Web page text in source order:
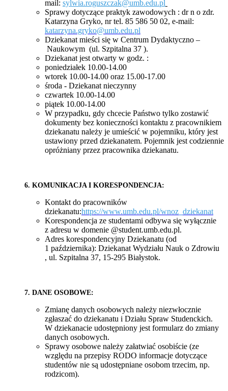
mail: sylwia.roguszczak@umb.edu.pl
Sprawy dotyczące praktyk zawodowych : dr n o zdr.
Katarzyna Gryko, nr tel. 85 586 50 02, e-mail:
katarzyna.gryko@umb.edu.pl
Dziekanat mieści się w Centrum Dydaktyczno –
Naukowym (ul. Szpitalna 37 ).
Dziekanat jest otwarty w godz. :
poniedziałek 10.00-14.00
wtorek 10.00-14.00 oraz 15.00-17.00
środa - Dziekanat nieczynny
czwartek 10.00-14.00
piątek 10.00-14.00
W przypadku, gdy chcecie Państwo tylko zostawić
dokumenty bez konieczności kontaktu z pracownikiem
dziekanatu należy je umieścić w pojemniku, który jest
ustawiony przed dziekanatem. Pojemnik jest codziennie
opróżniany przez pracownika dziekanatu.
6. KOMUNIKACJA I KORESPONDENCJA:
Kontakt do pracowników
dziekanatu:https://www.umb.edu.pl/wnoz_dziekanat
Korespondencja ze studentami odbywa się wyłącznie
z adresu w domenie @student.umb.edu.pl.
Adres korespondencyjny Dziekanatu (od
1 października): Dziekanat Wydziału Nauk o Zdrowiu
, ul. Szpitalna 37, 15-295 Białystok.
7. DANE OSOBOWE:
Zmianę danych osobowych należy niezwłocznie
zgłaszać do dziekanatu i Działu Spraw Studenckich.
W dziekanacie udostępniony jest formularz do zmiany
danych osobowych.
Sprawy osobowe należy załatwiać osobiście (ze
względu na przepisy RODO informacje dotyczące
studentów nie są udostępniane osobom trzecim, np.
rodzicom).